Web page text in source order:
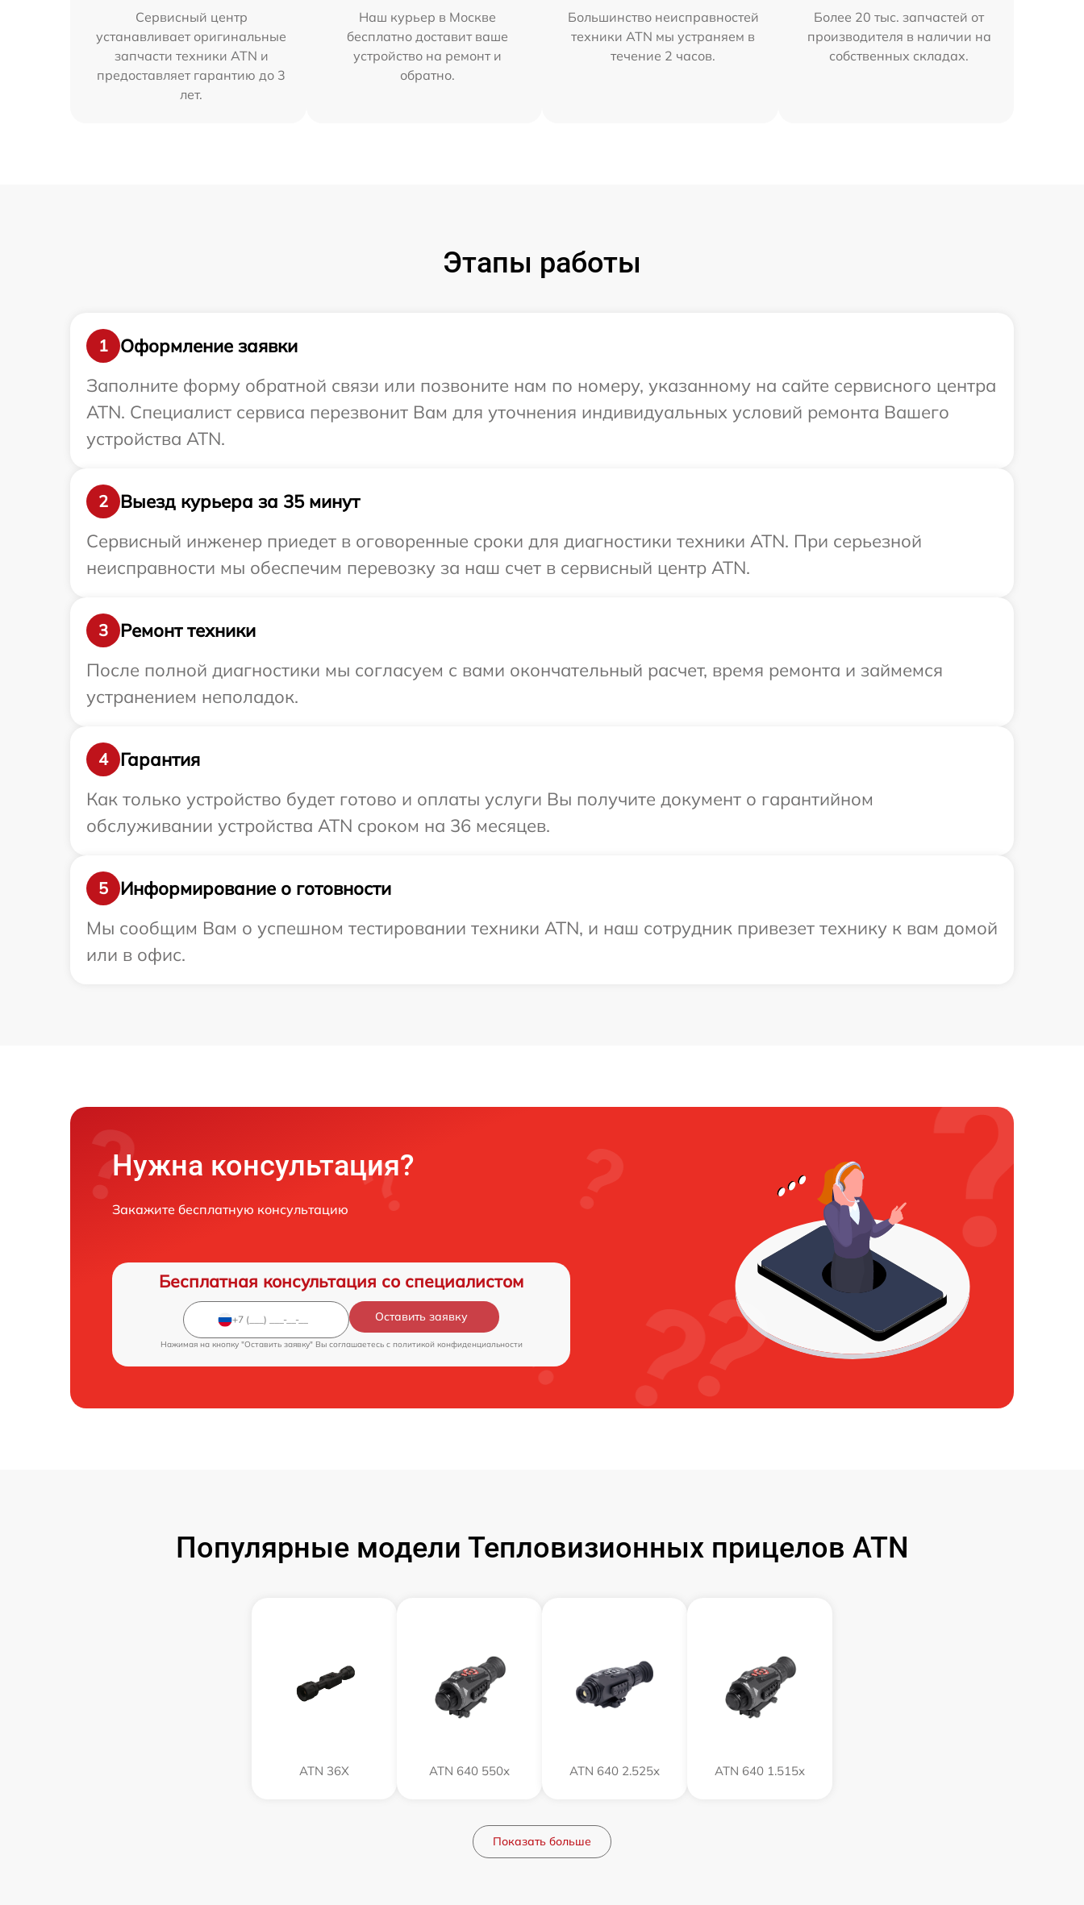
Сервисный центр
устанавливает оригинальные
запчасти техники ATN и
предоставляет гарантию до 3
лет.
Наш курьер в Москве
бесплатно доставит ваше
устройство на ремонт и
обратно.
Большинство неисправностей
техники ATN мы устраняем в
течение 2 часов.
Более 20 тыс. запчастей от
производителя в наличии на
собственных складах.
Этапы работы
1
Оформление заявки
Заполните форму обратной связи или позвоните нам по номеру, указанному на сайте сервисного центра
ATN. Специалист сервиса перезвонит Вам для уточнения индивидуальных условий ремонта Вашего
устройства ATN.
2
Выезд курьера за 35 минут
Сервисный инженер приедет в оговоренные сроки для диагностики техники ATN. При серьезной
неисправности мы обеспечим перевозку за наш счет в сервисный центр ATN.
3
Ремонт техники
После полной диагностики мы согласуем с вами окончательный расчет, время ремонта и займемся
устранением неполадок.
4
Гарантия
Как только устройство будет готово и оплаты услуги Вы получите документ о гарантийном
обслуживании устройства ATN сроком на 36 месяцев.
5
Информирование о готовности
Мы сообщим Вам о успешном тестировании техники ATN, и наш сотрудник привезет технику к вам домой
или в офис.
Нужна консультация?
Закажите бесплатную консультацию
Бесплатная консультация со специалистом
Оставить заявку
Нажимая на кнопку "Оставить заявку" Вы соглашаетесь c политикой конфиденциальности
Популярные модели Тепловизионных прицелов ATN
ATN 36X ATN 640 550x ATN 640 2.525x ATN 640 1.515x
Показать больше